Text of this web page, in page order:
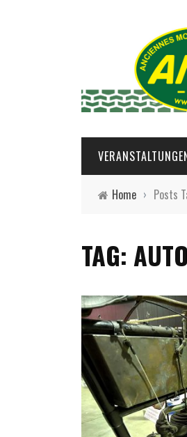
Home › Posts
TAG: